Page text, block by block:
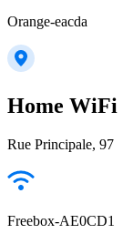
Orange-eacda
Home WiFi
Rue Principale, 97
Freebox-AE0CD1